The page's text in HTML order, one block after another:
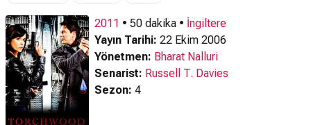
2011 • 50 dakika • İngiltere
Yayın Tarihi: 22 Ekim 2006
Yönetmen: Bharat Nalluri
Senarist: Russell T. Davies
Sezon: 4